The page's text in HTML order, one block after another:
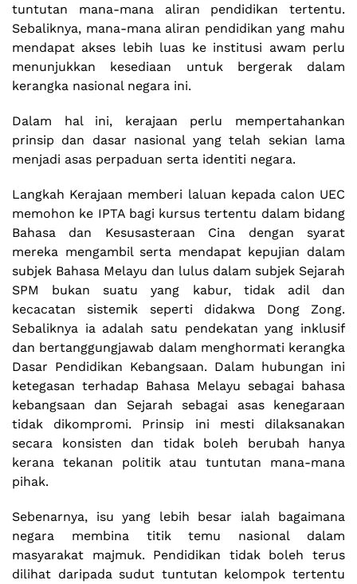
tuntutan mana-mana aliran pendidikan tertentu.
Sebaliknya, mana-mana aliran pendidikan yang mahu
mendapat akses lebih luas ke institusi awam perlu
menunjukkan kesediaan untuk bergerak dalam
kerangka nasional negara ini.
Dalam hal ini, kerajaan perlu mempertahankan
prinsip dan dasar nasional yang telah sekian lama
menjadi asas perpaduan serta identiti negara.
Langkah Kerajaan memberi laluan kepada calon UEC
memohon ke IPTA bagi kursus tertentu dalam bidang
Bahasa dan Kesusasteraan Cina dengan syarat
mereka mengambil serta mendapat kepujian dalam
subjek Bahasa Melayu dan lulus dalam subjek Sejarah
SPM bukan suatu yang kabur, tidak adil dan
kecacatan sistemik seperti didakwa Dong Zong.
Sebaliknya ia adalah satu pendekatan yang inklusif
dan bertanggungjawab dalam menghormati kerangka
Dasar Pendidikan Kebangsaan. Dalam hubungan ini
ketegasan terhadap Bahasa Melayu sebagai bahasa
kebangsaan dan Sejarah sebagai asas kenegaraan
tidak dikompromi. Prinsip ini mesti dilaksanakan
secara konsisten dan tidak boleh berubah hanya
kerana tekanan politik atau tuntutan mana-mana
pihak.
Sebenarnya, isu yang lebih besar ialah bagaimana
negara membina titik temu nasional dalam
masyarakat majmuk. Pendidikan tidak boleh terus
dilihat daripada sudut tuntutan kelompok tertentu